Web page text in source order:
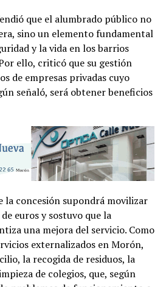
que el alumbrado público no
sino un elemento fundamental
y la vida en los barrios
ello, criticó que su gestión
de empresas privadas cuyo
señaló, será obtener beneficios
la concesión supondrá movilizar
euros y sostuvo que la
una mejora del servicio. Como
externalizados en Morón,
la recogida de residuos, la
de colegios, que, según